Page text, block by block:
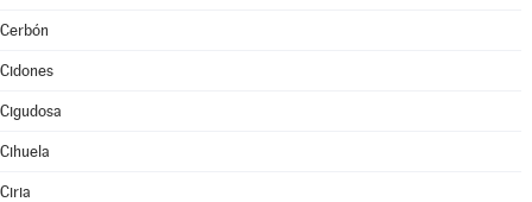
Cerbón
Cidones
Cigudosa
Cihuela
Ciria